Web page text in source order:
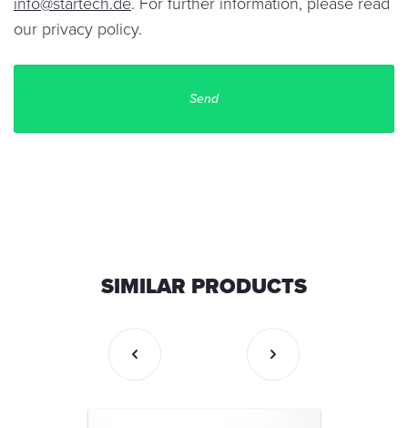
our privacy policy.
SIMILAR PRODUCTS